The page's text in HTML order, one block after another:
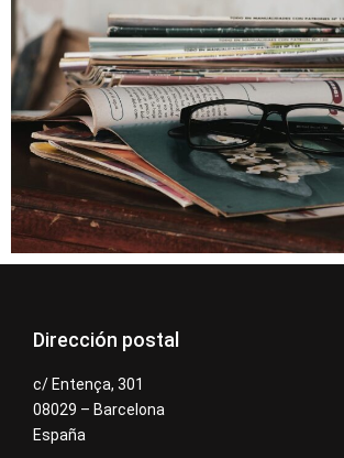
Dirección postal
c/ Entença, 301
08029 – Barcelona
España